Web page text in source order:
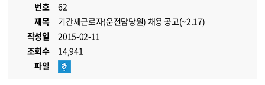
번호
62
제목
기간제근로자(운전담당원) 채용 공고(~2.17)
작성일
2015-02-11
조회수
14,941
파일